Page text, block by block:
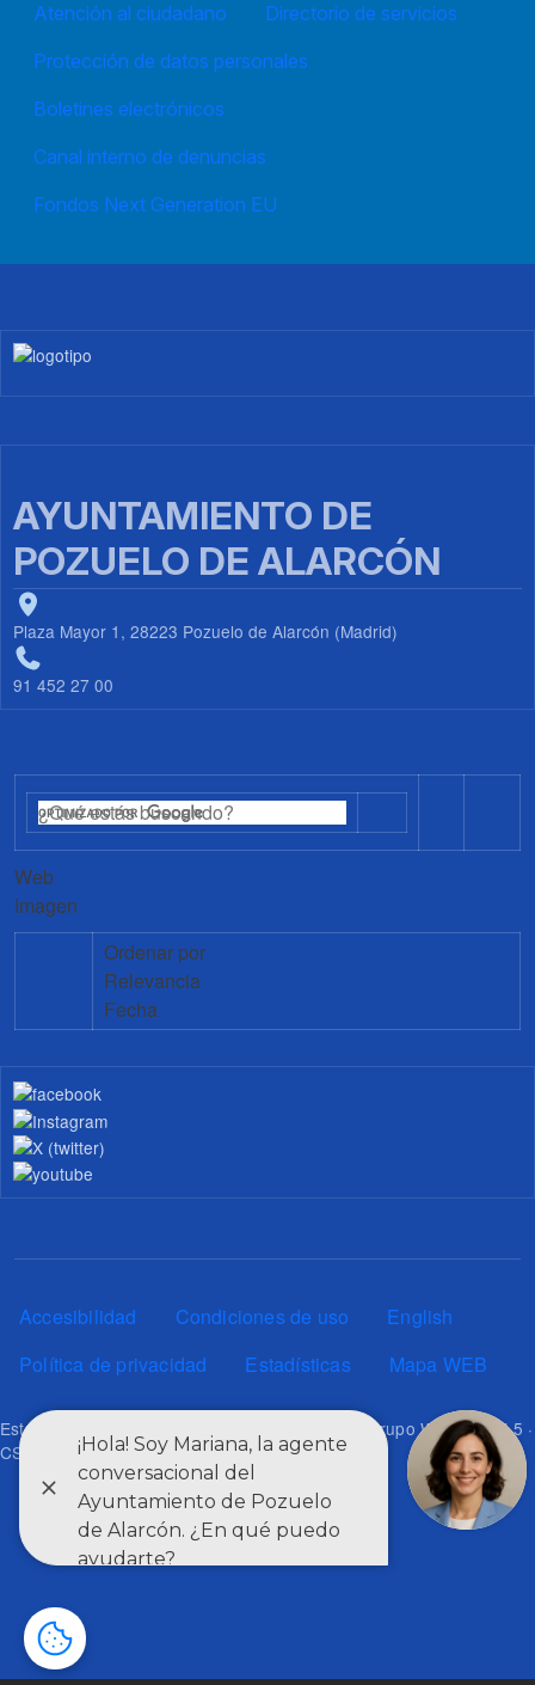
Atención al ciudadano
Directorio de servicios
Protección de datos personales
Boletines electrónicos
Canal interno de denuncias
Fondos Next Generation EU
Imagen
AYUNTAMIENTO DE
POZUELO DE ALARCÓN
Plaza Mayor 1, 28223 Pozuelo de Alarcón (Madrid)
91 452 27 00
Web
Imagen
Ordenar por
Relevancia
Fecha
Pie de página
Accesibilidad Condiciones de uso
English
Política de privacidad
Estadísticas Mapa WEB
Esta web utiliza los estándares definidos por el grupo W3C: HTML5 ·
CSS3 · RSS